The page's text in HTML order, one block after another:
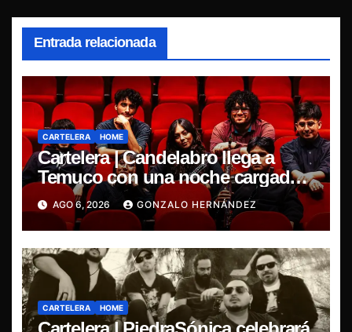
Entrada relacionada
CARTELERA HOME
Cartelera | Candelabro llega a
Temuco con una noche cargada
de indie
AGO 6, 2026 GONZALO HERNÁNDEZ
CARTELERA HOME